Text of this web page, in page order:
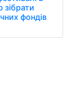
зібрати
фондів